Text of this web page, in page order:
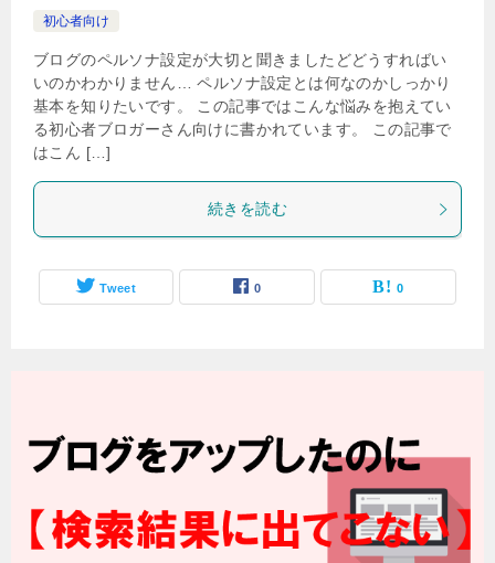
初心者向け
ブログのペルソナ設定が大切と聞きましたどどうすればい
いのかわかりません… ペルソナ設定とは何なのかしっかり
基本を知りたいです。 この記事ではこんな悩みを抱えてい
る初心者ブロガーさん向けに書かれています。 この記事で
はこん […]
続きを読む
Tweet 0 0